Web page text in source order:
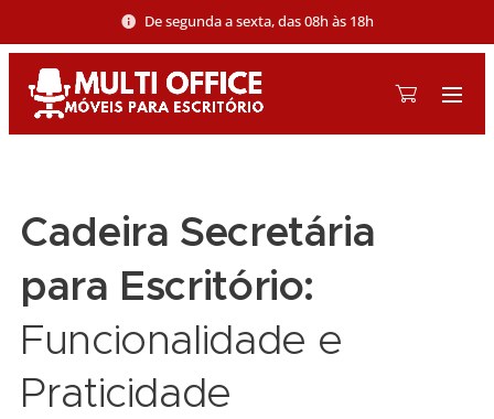
De segunda a sexta, das 08h às 18h
Cadeira Secretária
para Escritório:
Funcionalidade e
Praticidade